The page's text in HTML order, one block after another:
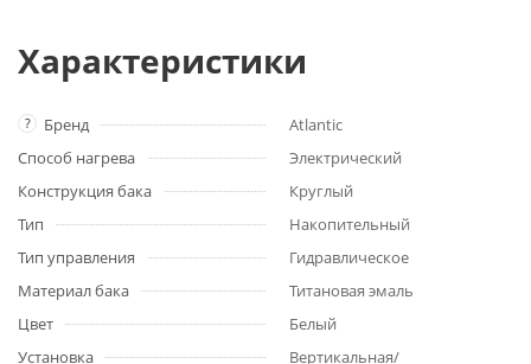
Характеристики
? Бренд
Atlantic
Способ нагрева
Электрический
Конструкция бака
Круглый
Тип
Накопительный
Тип управления
Гидравлическое
Материал бака
Титановая эмаль
Цвет
Белый
Установка
Вертикальная/